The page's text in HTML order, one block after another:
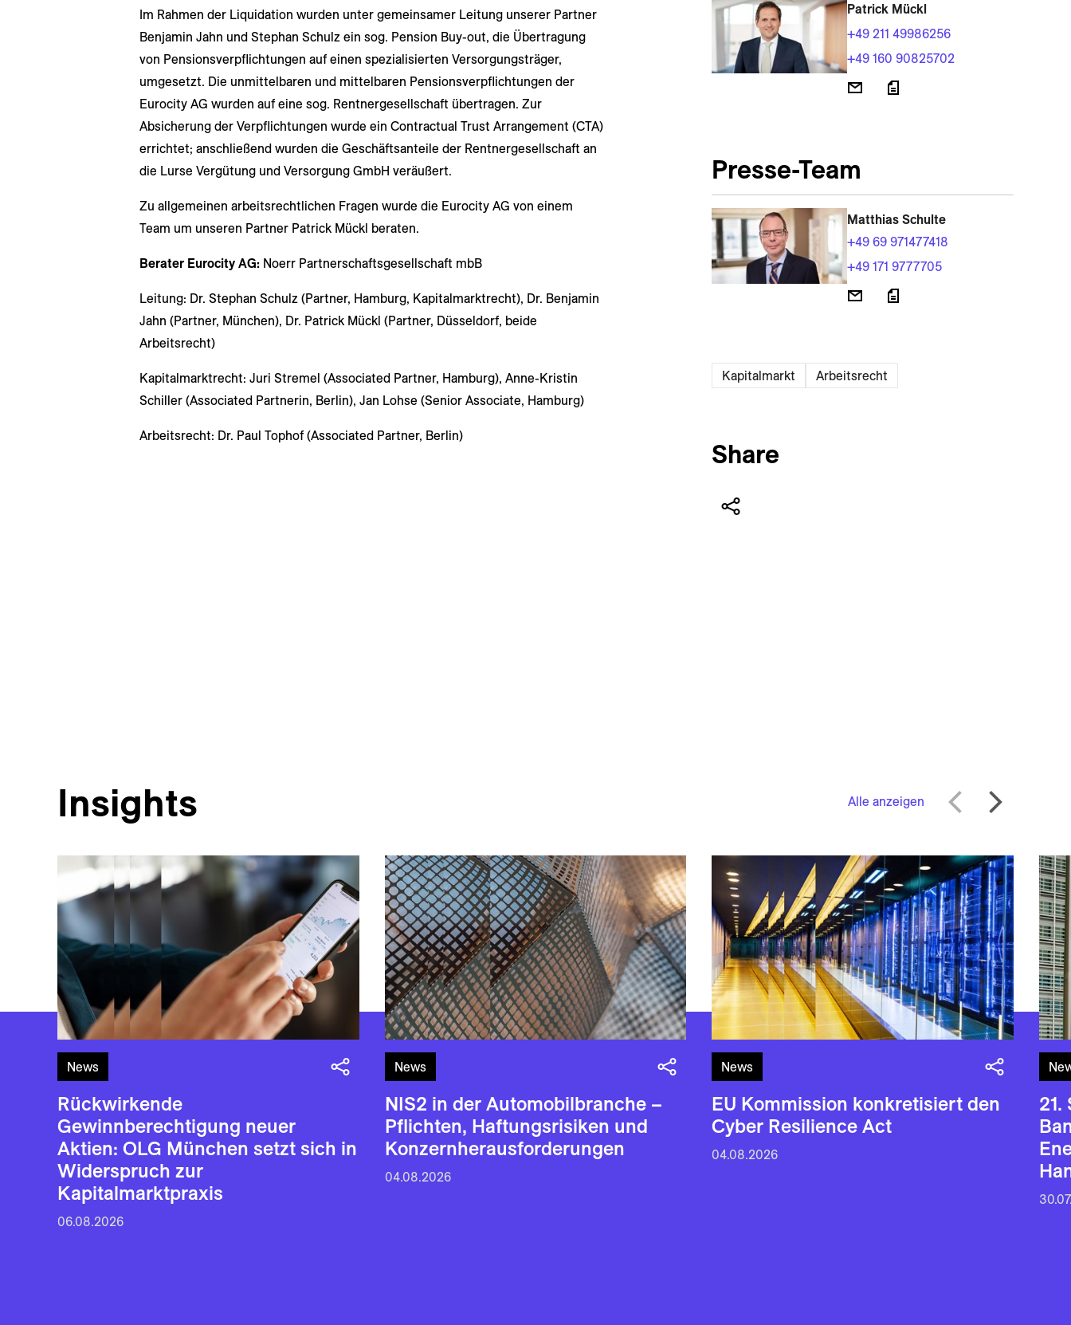
Im Rahmen der Liquidation wurden unter gemeinsamer Leitung unserer Partner
Benjamin Jahn und Stephan Schulz ein sog. Pension Buy-out, die Übertragung
von Pensionsverpflichtungen auf einen spezialisierten Versorgungsträger,
umgesetzt. Die unmittelbaren und mittelbaren Pensionsverpflichtungen der
Eurocity AG wurden auf eine sog. Rentnergesellschaft übertragen. Zur
Absicherung der Verpflichtungen wurde ein Contractual Trust Arrangement (CTA)
errichtet; anschließend wurden die Geschäftsanteile der Rentnergesellschaft an
die Lurse Vergütung und Versorgung GmbH veräußert.
Zu allgemeinen arbeitsrechtlichen Fragen wurde die Eurocity AG von einem
Team um unseren Partner Patrick Mückl beraten.
Berater Eurocity AG:Noerr Partnerschaftsgesellschaft mbB
Leitung: Dr. Stephan Schulz (Partner, Hamburg, Kapitalmarktrecht), Dr. Benjamin
Jahn (Partner, München), Dr. Patrick Mückl (Partner, Düsseldorf, beide
Arbeitsrecht)
Kapitalmarktrecht: Juri Stremel (Associated Partner, Hamburg), Anne-Kristin
Schiller (Associated Partnerin, Berlin), Jan Lohse (Senior Associate, Hamburg)
Arbeitsrecht: Dr. Paul Tophof (Associated Partner, Berlin)
Patrick Mückl
+49 211 49986256
+49 160 90825702
Presse-Team
Matthias Schulte
+49 69 971477418
+49 171 9777705
Kapitalmarkt Arbeitsrecht
Share
Alle anzeigen
Insights
News
Rückwirkende
Gewinnberechtigung neuer
Aktien: OLG München setzt sich in
Widerspruch zur
Kapitalmarktpraxis
06.08.2026
News
NIS2 in der Automobilbranche –
Pflichten, Haftungsrisiken und
Konzernherausforderungen
04.08.2026
News
EU Kommission konkretisiert den
Cyber Resilience Act
04.08.2026
21.